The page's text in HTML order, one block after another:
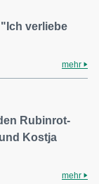
verliebe
mehr
Rubinrot-
Kostja
mehr